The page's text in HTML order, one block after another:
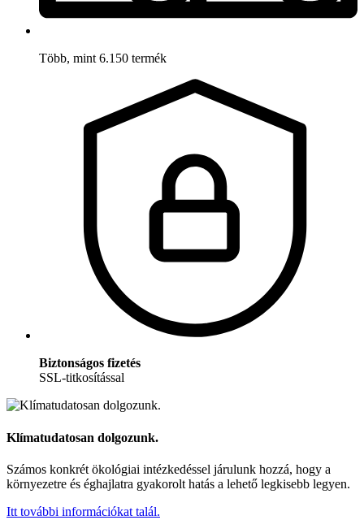
Több, mint 6.150 termék
Biztonságos fizetés
SSL-titkosítással
Klímatudatosan dolgozunk.
Számos konkrét ökológiai intézkedéssel járulunk hozzá, hogy a
környezetre és éghajlatra gyakorolt hatás a lehető legkisebb legyen.
Itt további információkat talál.